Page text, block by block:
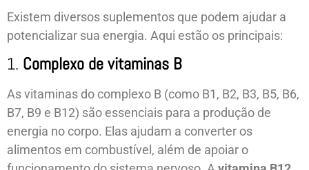
Existem diversos suplementos que podem ajudar a
potencializar sua energia. Aqui estão os principais:
1. Complexo de vitaminas B
As vitaminas do complexo B (como B1, B2, B3, B5, B6,
B7, B9 e B12) são essenciais para a produção de
energia no corpo. Elas ajudam a converter os
alimentos em combustível, além de apoiar o